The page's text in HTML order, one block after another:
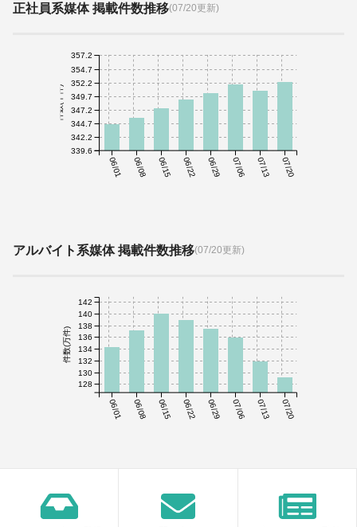
正社員系媒体 掲載件数推移(07/20更新)
06/01 06/08 06/15 06/22 06/29 07/06 07/13 07/20
件数(千件)
339.6
342.2
344.7
347.2
349.7
352.2
354.7
357.2
アルバイト系媒体 掲載件数推移(07/20更新)
06/01 06/08 06/15 06/22 06/29 07/06 07/13 07/20
件数(万件)
128
130
132
134
136
138
140
142